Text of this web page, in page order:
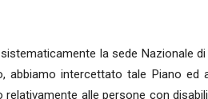
la sede Nazionale
abbiamo intercettato tale Piano ed
alle persone con